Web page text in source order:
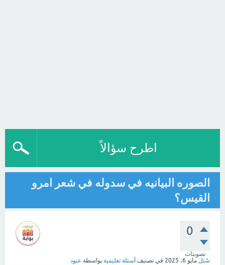
اطرح سؤالاً
الصوره البيانيه في سدوله في شعر امرو
القيس؟
0
تصويتات
سُئل مايو 6، 2025 في تصنيف أسئلة تعليمية بواسطة عبود